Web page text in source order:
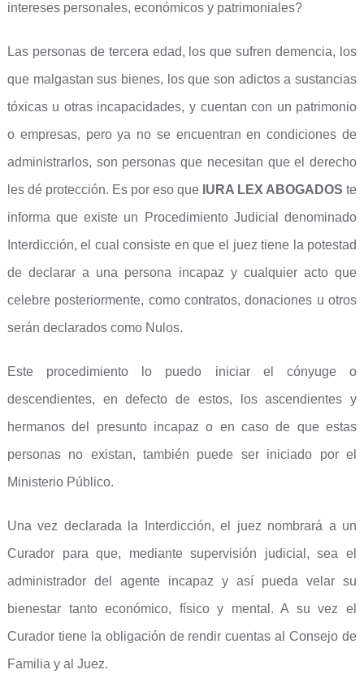
intereses personales, económicos y patrimoniales?
Las personas de tercera edad, los que sufren demencia, los
que malgastan sus bienes, los que son adictos a sustancias
tóxicas u otras incapacidades, y cuentan con un patrimonio
o empresas, pero ya no se encuentran en condiciones de
administrarlos, son personas que necesitan que el derecho
les dé protección. Es por eso que IURA LEX ABOGADOS te
informa que existe un Procedimiento Judicial denominado
Interdicción, el cual consiste en que el juez tiene la potestad
de declarar a una persona incapaz y cualquier acto que
celebre posteriormente, como contratos, donaciones u otros
serán declarados como Nulos.
Este procedimiento lo puedo iniciar el cónyuge o
descendientes, en defecto de estos, los ascendientes y
hermanos del presunto incapaz o en caso de que estas
personas no existan, también puede ser iniciado por el
Ministerio Público.
Una vez declarada la Interdicción, el juez nombrará a un
Curador para que, mediante supervisión judicial, sea el
administrador del agente incapaz y así pueda velar su
bienestar tanto económico, físico y mental. A su vez el
Curador tiene la obligación de rendir cuentas al Consejo de
Familia y al Juez.